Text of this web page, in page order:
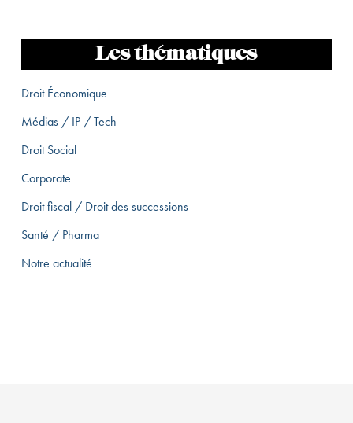
Les thématiques
Droit Économique
Médias / IP / Tech
Droit Social
Corporate
Droit fiscal / Droit des successions
Santé / Pharma
Notre actualité